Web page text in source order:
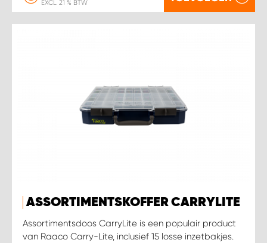
EXCL. 21 % BTW
ASSORTIMENTSKOFFER CARRYLITE
Assortimentsdoos CarryLite is een populair product
van Raaco Carry-Lite, inclusief 15 losse inzetbakjes.
WORK SYSTEM NIEUWEGEIN
WORK SYSTEM REEUWIJK
WORK SYSTEM UITHOORN
WORK SYSTEM WILLEMSTAD